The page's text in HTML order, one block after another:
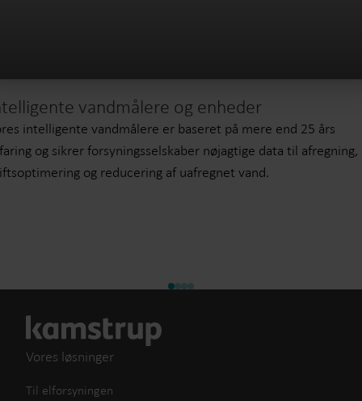
vandmålere og enheder
intelligente vandmålere er baseret på mere end 25 års
og sikrer forsyningsselskaber nøjagtige data til afregning,
og reducering af uafregnet vand.
Vores løsninger
Til elforsyningen